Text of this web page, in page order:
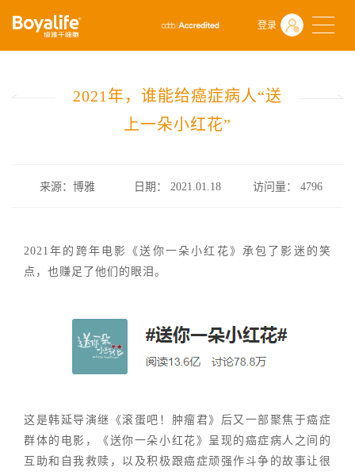
登录
首页 什么是干细胞
前沿动态
2021年，谁能给癌症病人“送上一朵小红花”
2021年，谁能给癌症病人“送
上一朵小红花”
来源：博雅 日期： 2021.01.18 访问量：4796
2021年的跨年电影《送你一朵小红花》承包了影迷的笑
点，也赚足了他们的眼泪。
这是韩延导演继《滚蛋吧！肿瘤君》后又一部聚焦于癌症
群体的电影，《送你一朵小红花》呈现的癌症病人之间的
互助和自我救赎，以及积极跟癌症顽强作斗争的故事让很